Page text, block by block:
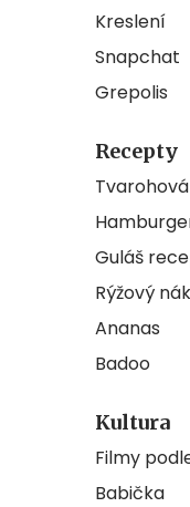
Kreslení
Snapchat
Grepolis
Recepty
Guláš
Rýžový
Ananas
Badoo
Kultura
Filmy
Babička